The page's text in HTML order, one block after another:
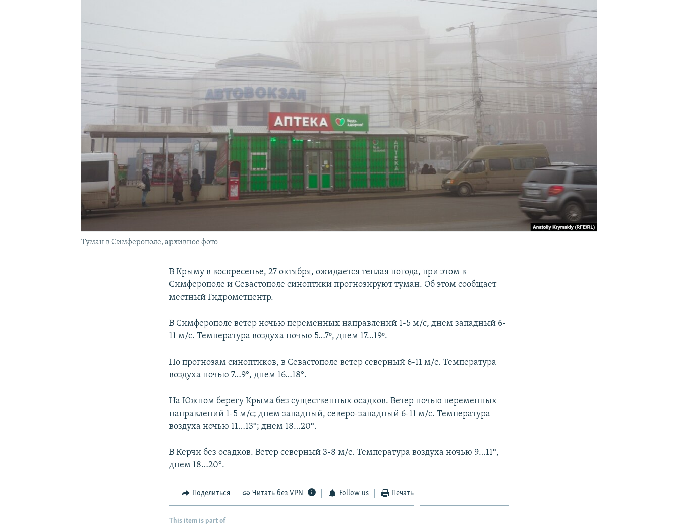
Туман в Симферополе, архивное фото
В Крыму в воскресенье, 27 октября, ожидается теплая погода, при этом в
Симферополе и Севастополе синоптики прогнозируют туман. Об этом сообщает
местный Гидрометцентр.
В Симферополе ветер ночью переменных направлений 1-5 м/с, днем западный 6-
11 м/с. Температура воздуха ночью 5…7º, днем 17…19º.
По прогнозам синоптиков, в Севастополе ветер северный 6-11 м/с. Температура
воздуха ночью 7…9°, днем 16…18°.
На Южном берегу Крыма без существенных осадков. Ветер ночью переменных
направлений 1-5 м/с; днем западный, северо-западный 6-11 м/с. Температура
воздуха ночью 11…13°; днем 18…20°.
В Керчи без осадков. Ветер северный 3-8 м/с. Температура воздуха ночью 9…11°,
днем 18…20°.
Поделиться Читать без VPN Follow us Печать
This item is part of